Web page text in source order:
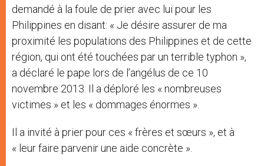
demandé à la foule de prier avec lui pour les
Philippines en disant: « Je désire assurer de ma
proximité les populations des Philippines et de cette
région, qui ont été touchées par un terrible typhon »,
a déclaré le pape lors de l’angélus de ce 10
novembre 2013. Il a déploré les « nombreuses
victimes » et les « dommages énormes ».
Il a invité à prier pour ces « frères et sœurs », et à
« leur faire parvenir une aide concrète ».